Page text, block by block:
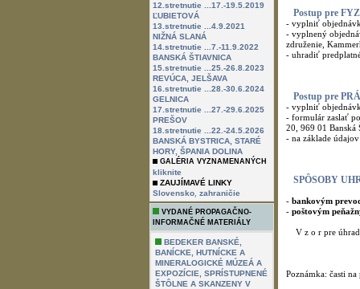
12.stretnutie ...17.-19.5.2019
ĽUBIETOVÁ
13.stretnutie ...4.9.2021
NIŽNÁ SLANÁ
14.stretnutie ...7.-11.9.2022
BANSKÁ ŠTIAVNICA
15.stretnutie ...25.-26.8.2023
REVÚCA, JELŠAVA
16.stretnutie ...28.-30.6.2024
GELNICA
17.stretnutie ...27.-29.6.2025
PREŠOV
18.stretnutie ...22.-24.5.2026
BANSKÁ BYSTRICA, STARÉ
HORY, ŠPANIA DOLINA
GALÉRIA VYZNAMENANÝCH
kliknite
ZAUJÍMAVÉ LINKY
Slovensko, zahraničie
VYDANÉ PROPAGAČNO-
INFORMAČNÉ MATERIÁLY
BEDEKER BANSKÉ,
BANÍCKE, HUTNÍCKE A
MINERALOGICKÉ MÚZEÁ A
EXPOZÍCIE, SPRÍSTUPNENÉ
ŠTÔLNE A SKANZENY V
Postup pre
- vyplniť
- vyplnený
združenie,
- uhradiť
Postup pre
- vyplniť
- formulár zaslať
20, 969 01 Banská
- na základe
SPÔSOBY
- bankovým
- poštovým
V z o r pre
Poznámka: časti